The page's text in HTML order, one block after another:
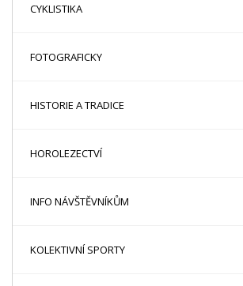
CYKLISTIKA
FOTOGRAFICKY
HISTORIE A TRADICE
HOROLEZECTVÍ
INFO NÁVŠTĚVNÍKŮM
KOLEKTIVNÍ SPORTY